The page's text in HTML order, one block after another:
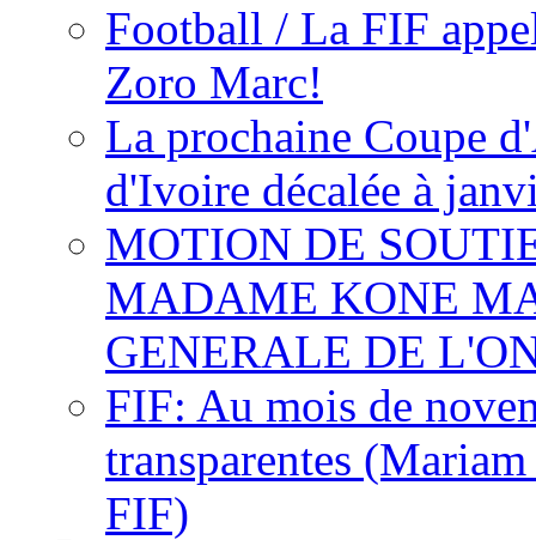
Football / La FIF
Zoro Marc!
La prochaine Coupe
d'Ivoire décalée à
MOTION DE
MADAME KONE
GENERALE DE
FIF: Au mois de
transparentes
FIF)